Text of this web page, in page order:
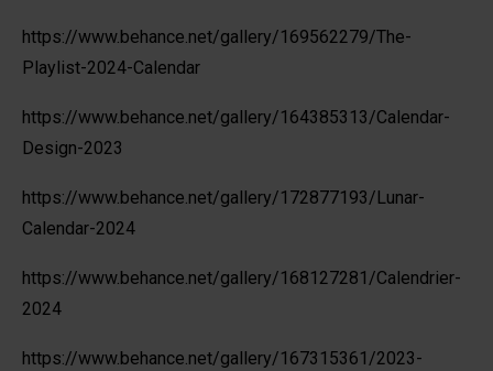
https://www.behance.net/gallery/169562279/The-
Playlist-2024-Calendar
https://www.behance.net/gallery/164385313/Calendar-
Design-2023
https://www.behance.net/gallery/172877193/Lunar-
Calendar-2024
https://www.behance.net/gallery/168127281/Calendrier-
2024
https://www.behance.net/gallery/167315361/2023-